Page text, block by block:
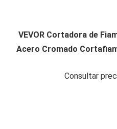
VEVOR Cortadora de
Acero Cromado
Consultar